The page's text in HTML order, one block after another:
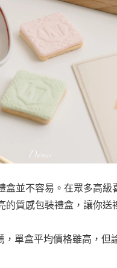
並不容易。在眾多高
質感包裝禮盒，讓你送
單盒平均價格雖高，但